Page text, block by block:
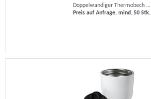
Doppelwandiger Thermobech ...
Preis auf Anfrage, mind. 50 Stk.